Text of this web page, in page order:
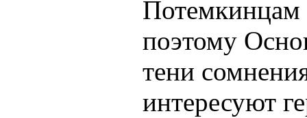
Потемкинцам
поэтому
тени
интересуют